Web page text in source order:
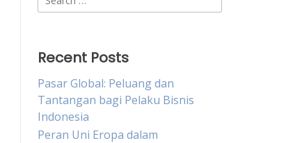
for:
Recent Posts
Pasar Global: Peluang dan
Tantangan bagi Pelaku Bisnis
Indonesia
Peran Uni Eropa dalam